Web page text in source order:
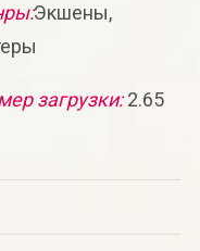
Экшены,
загрузки:2.65